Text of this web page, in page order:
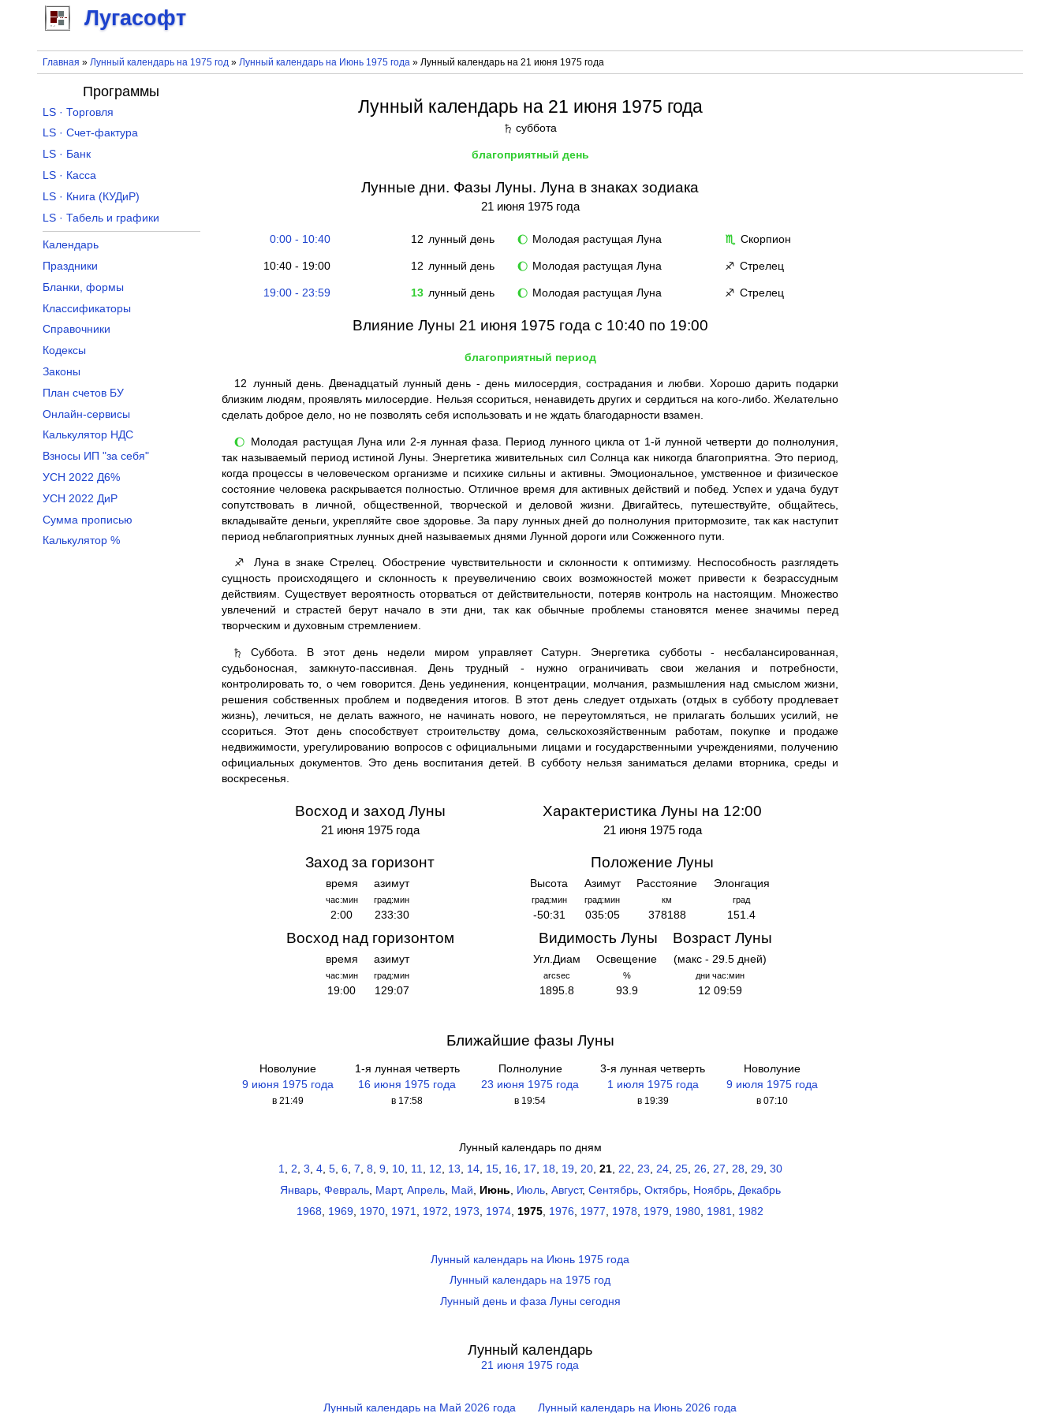
Лугасофт
Главная » Лунный календарь на 1975 год» Лунный календарь на Июнь 1975 года» Лунный календарь на 21 июня 1975 года
Лунный календарь на 21 июня 1975 года
♄ суббота
благоприятный день
Лунные дни. Фазы Луны. Луна в знаках зодиака
21 июня 1975 года
0:00 - 10:40 12 лунный день 🌔 Молодая растущая Луна ♏ Скорпион
10:40 - 19:00 12 лунный день 🌔 Молодая растущая Луна ♐ Стрелец
19:00 - 23:59 13 лунный день 🌔 Молодая растущая Луна ♐ Стрелец
Влияние Луны 21 июня 1975 года с 10:40 по 19:00
благоприятный период
12 лунный день. Двенадцатый лунный день - день милосердия, сострадания и любви. Хорошо дарить подарки
близким людям, проявлять милосердие. Нельзя ссориться, ненавидеть других и сердиться на кого-либо. Желательно
сделать доброе дело, но не позволять себя использовать и не ждать благодарности взамен.
🌔
Молодая растущая Луна или 2-я лунная фаза. Период лунного цикла от 1-й лунной четверти до полнолуния,
так называемый период истиной Луны. Энергетика живительных сил Солнца как никогда благоприятна. Это период,
когда процессы в человеческом организме и психике сильны и активны. Эмоциональное, умственное и физическое
состояние человека раскрывается полностью. Отличное время для активных действий и побед. Успех и удача будут
сопутствовать в личной, общественной, творческой и деловой жизни. Двигайтесь, путешествуйте, общайтесь,
вкладывайте деньги, укрепляйте свое здоровье. За пару лунных дней до полнолуния притормозите, так как наступит
период неблагоприятных лунных дней называемых днями Лунной дороги или Сожженного пути.
♐
Луна в знаке Стрелец. Обострение чувствительности и склонности к оптимизму. Неспособность разглядеть
сущность происходящего и склонность к преувеличению своих возможностей может привести к безрассудным
действиям. Существует вероятность оторваться от действительности, потеряв контроль на настоящим. Множество
увлечений и страстей берут начало в эти дни, так как обычные проблемы становятся менее значимы перед
творческим и духовным стремлением.
♄
Суббота. В этот день недели миром управляет Сатурн. Энергетика субботы - несбалансированная,
судьбоносная, замкнуто-пассивная. День трудный - нужно ограничивать свои желания и потребности,
контролировать то, о чем говорится. День уединения, концентрации, молчания, размышления над смыслом жизни,
решения собственных проблем и подведения итогов. В этот день следует отдыхать (отдых в субботу продлевает
жизнь), лечиться, не делать важного, не начинать нового, не переутомляться, не прилагать больших усилий, не
ссориться. Этот день способствует строительству дома, сельскохозяйственным работам, покупке и продаже
недвижимости, урегулированию вопросов с официальными лицами и государственными учреждениями, получению
официальных документов. Это день воспитания детей. В субботу нельзя заниматься делами вторника, среды и
воскресенья.
Восход и заход Луны
21 июня 1975 года
Заход за горизонт
время
час:мин
2:00
азимут
град:мин
233:30
Восход над горизонтом
время
час:мин
19:00
азимут
град:мин
129:07
Характеристика Луны на 12:00
21 июня 1975 года
Положение Луны
Высота
град:мин
-50:31
Азимут
град:мин
035:05
Расстояние
км
378188
Элонгация
град
151.4
Видимость Луны
Угл.Диам
arcsec
1895.8
Освещение
%
93.9
Возраст Луны
(макс - 29.5 дней)
дни час:мин
12 09:59
Ближайшие фазы Луны
Новолуние
9 июня 1975 года
в 21:49
1-я лунная четверть
16 июня 1975 года
в 17:58
Полнолуние
23 июня 1975 года
в 19:54
3-я лунная четверть
1 июля 1975 года
в 19:39
Новолуние
9 июля 1975 года
в 07:10
Лунный календарь по дням
1, 2, 3, 4, 5, 6, 7, 8, 9, 10, 11, 12, 13, 14, 15, 16, 17, 18, 19, 20, 21, 22, 23, 24, 25, 26, 27, 28, 29, 30
Январь, Февраль, Март, Апрель, Май Июнь Июль, Август, Сентябрь, Октябрь, Ноябрь, Декабрь
1968
1969 1970 1971 1972 1973 1974 1975 1976 1977 1978 1979 1980 1981 1982
Лунный календарь на Июнь 1975 года
Лунный календарь на 1975 год
Лунный день и фаза Луны сегодня
Лунный календарь
21 июня 1975 года
Лунный календарь на Май 2026 года Лунный календарь на Июнь 2026 года
Программы
LS · Торговля
LS · Счет-фактура
LS · Банк
LS · Касса
LS · Книга (КУДиР)
LS · Табель и графики
Календарь
Праздники
Бланки, формы
Классификаторы
Справочники
Кодексы
Законы
План счетов БУ
Онлайн-сервисы
Калькулятор НДС
Взносы ИП "за себя"
УСН 2022 Д6%
УСН 2022 ДиР
Сумма прописью
Калькулятор %